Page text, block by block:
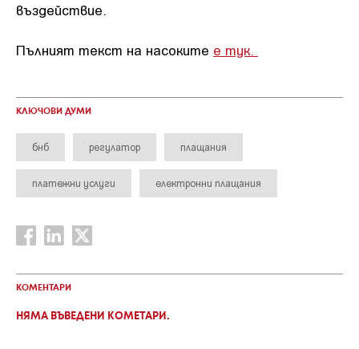
въздействие.
Пълният текст на насоките е тук.
КЛЮЧОВИ ДУМИ
бнб регулатор плащания
платежни услуги електронни плащания
КОМЕНТАРИ
НЯМА ВЪВЕДЕНИ КОМЕТАРИ.